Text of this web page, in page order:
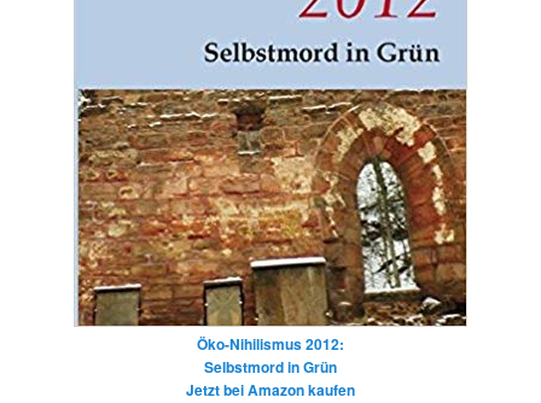
Öko-Nihilismus 2012:
Selbstmord in Grün
Jetzt bei Amazon kaufen